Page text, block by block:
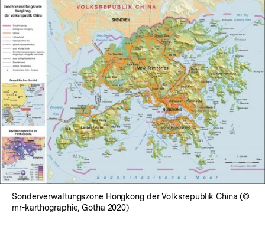
Sonderverwaltungszone Hongkong der Volksrepublik China (©
mr-karthographie, Gotha 2020)